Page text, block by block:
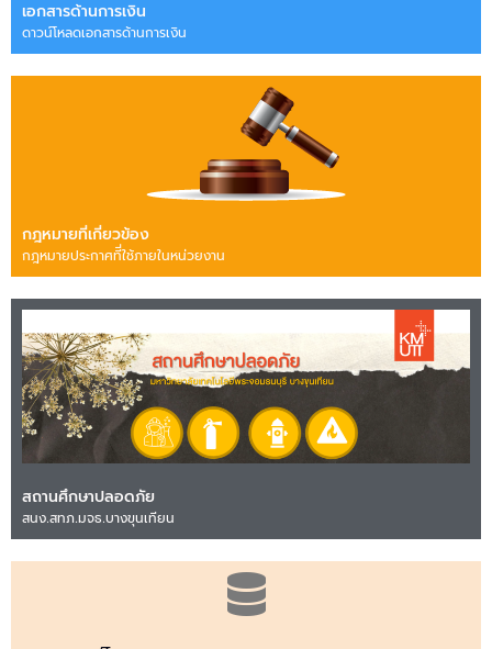
เอกสารด้านการเงิน
ดาวน์โหลดเอกสารด้านการเงิน
กฎหมายที่เกี่ยวข้อง
กฎหมายประกาศทีี่ใช้ภายในหน่วยงาน
สถานศึกษาปลอดภัย
สนง.สทภ.มจธ.บางขุนเทียน